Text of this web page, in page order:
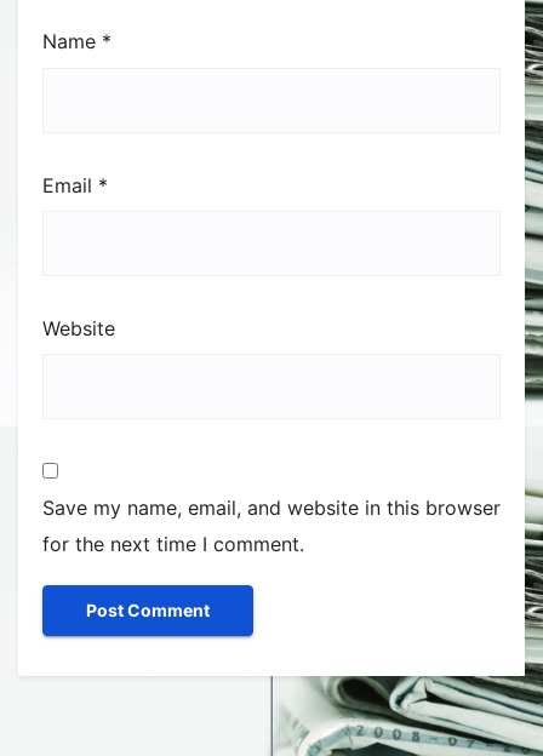
Name *
Email *
Website
Save my name, email, and website in this browser
for the next time I comment.